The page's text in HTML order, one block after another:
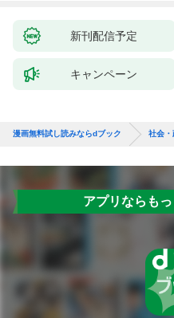
新刊配信予定
キャンペーン
漫画無料試し読みならdブック 社会・
アプリならも